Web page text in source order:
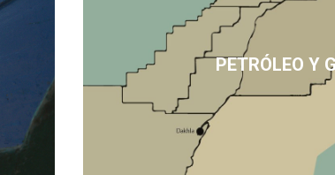
PETRÓLEO Y